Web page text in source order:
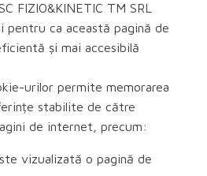
FIZIO&KINETIC TM SRL
pentru ca această pagină de
și mai accesibilă
urilor permite memorarea
stabilite de către
de internet, precum:
vizualizată o pagină de